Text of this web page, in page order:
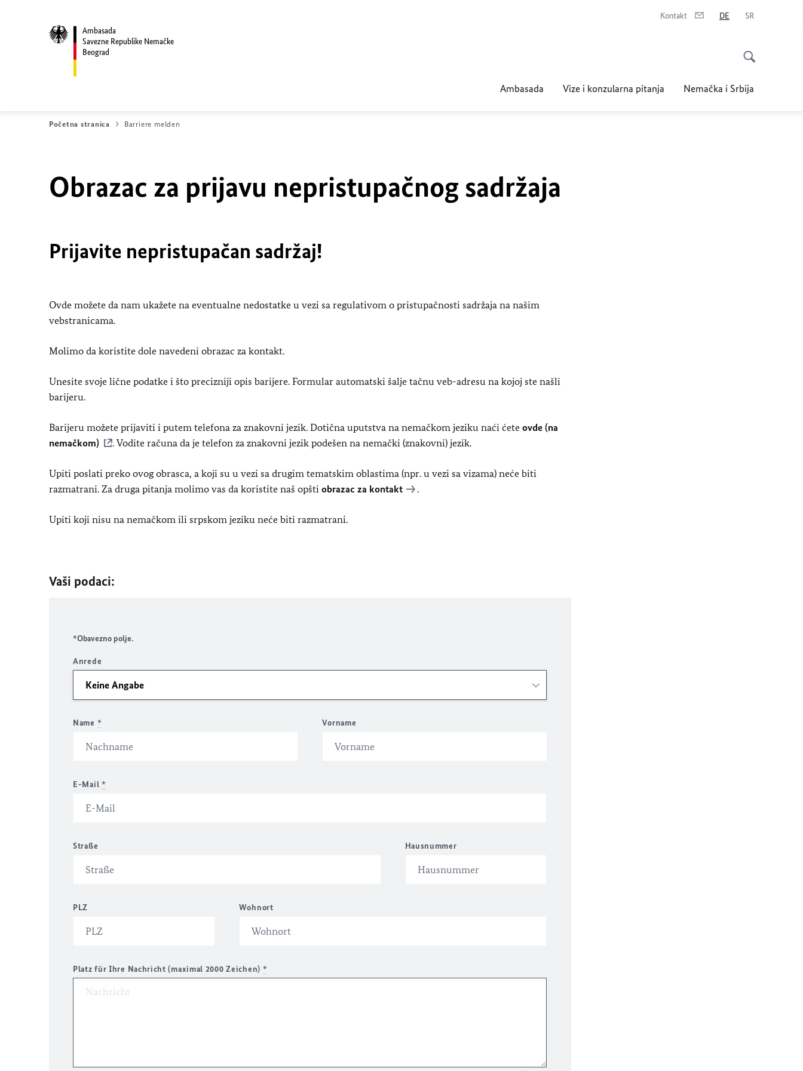
Ambasada
Savezne Republike Nemačke
Beograd
Kontakt DE SR
Ambasada Vize i konzularna pitanja Nemačka i Srbija
Početna stranica Barriere melden
Obrazac za prijavu nepristupačnog sadržaja
Prijavite nepristupačan sadržaj!
Ovde možete da nam ukažete na eventualne nedostatke u vezi sa regulativom o pristupačnosti sadržaja na našim
vebstranicama.
Molimo da koristite dole navedeni obrazac za kontakt.
Unesite svoje lične podatke i što precizniji opis barijere. Formular automatski šalje tačnu veb-adresu na kojoj ste našli
barijeru.
Barijeru možete prijaviti i putem telefona za znakovni jezik. Dotična uputstva na nemačkom jeziku naći ćete ovde (na
nemačkom)
. Vodite računa da je telefon za znakovni jezik podešen na nemački (znakovni) jezik.
Upiti poslati preko ovog obrasca, a koji su u vezi sa drugim tematskim oblastima (npr. u vezi sa vizama) neće biti
razmatrani. Za druga pitanja molimo vas da koristite naš opšti obrazac za kontakt .
Upiti koji nisu na nemačkom ili srpskom jeziku neće biti razmatrani.
Vaši podaci:
*Obavezno polje.
Anrede
Name * Vorname
E-Mail *
Straße Hausnummer
PLZ Wohnort
Platz für Ihre Nachricht (maximal 2000 Zeichen) *